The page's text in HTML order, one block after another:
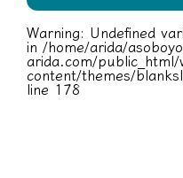
Warning: Undefined
in /home/arida/
arida.com/
content/themes/
line 178